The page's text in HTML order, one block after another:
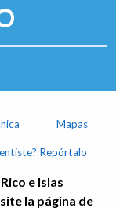
Mapas
Repórtalo
e Islas
la página de